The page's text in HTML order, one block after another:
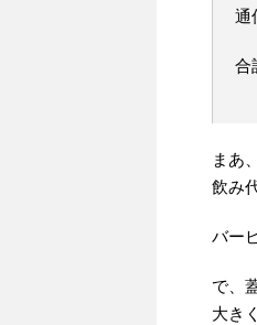
通
合
まあ
飲み
バー
で、
大き